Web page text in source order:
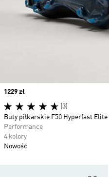
Price
1229 zł
(3)
Buty piłkarskie F50 Hyperfast
Performance
4 kolory
Nowość